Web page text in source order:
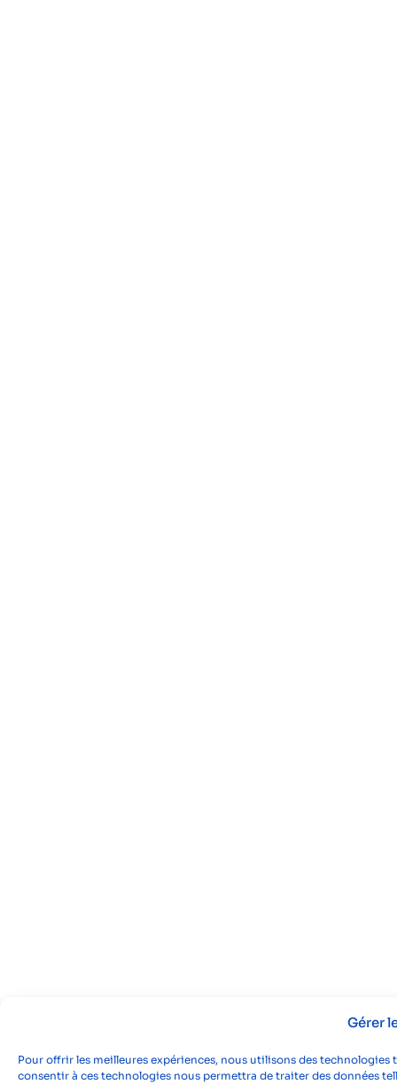
Gérer
Pour offrir les meilleures expériences, nous utilisons des
consentir à ces technologies nous permettra de traiter des données